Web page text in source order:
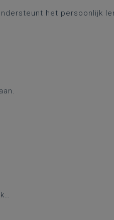
het persoonlijk